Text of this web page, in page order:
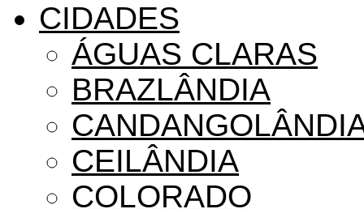
CIDADES
ÁGUAS CLARAS
BRAZLÂNDIA
CEILÂNDIA
COLORADO